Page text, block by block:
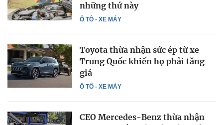
Ô TÔ - XE MÁY
những thứ này
Ô TÔ - XE MÁY
Toyota thừa nhận sức ép từ xe
Trung Quốc khiến họ phải tăng
giá
CEO Mercedes-Benz thừa nhận